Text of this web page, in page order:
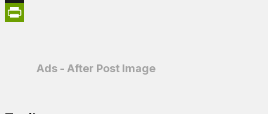
X
Ads - After Post Image